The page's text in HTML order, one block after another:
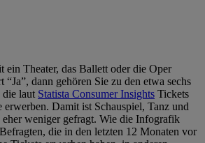
ein Theater, das Ballett oder die Oper
dann gehören Sie zu den etwa sechs
die laut Statista Consumer Insights Tickets
Damit ist Schauspiel, Tanz und
eher weniger gefragt. Wie die Infografik
die in den letzten 12 Monaten vor